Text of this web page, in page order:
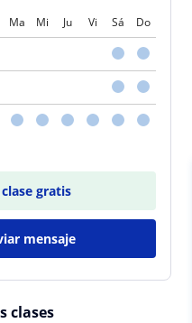
Ma Mi Ju Vi Sá Do
clase gratis
mensaje
clases